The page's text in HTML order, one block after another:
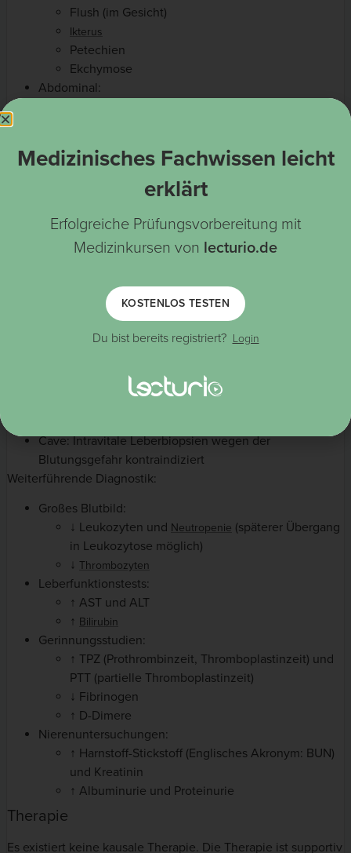
Flush (im Gesicht)
Ikterus
Petechien
Ekchymose
Abdominal:
Dunkler Urin
Diagnostik und Therapie
Serologie (ELISA) für IgM-Antikörper
Cave: Intravitale Leberbiopsien wegen der
Blutungsgefahr kontraindiziert
Weiterführende Diagnostik:
Großes Blutbild:
↓ Leukozyten und Neutropenie (späterer Übergang
in Leukozytose möglich)
↓ Thrombozyten
Leberfunktionstests:
↑ AST und ALT
↑ Bilirubin
Gerinnungsstudien:
↑ TPZ (Prothrombinzeit, Thromboplastinzeit) und
PTT (partielle Thromboplastinzeit)
↓ Fibrinogen
↑ D-Dimere
Nierenuntersuchungen:
↑ Harnstoff-Stickstoff (Englisches Akronym: BUN)
und Kreatinin
↑ Albuminurie und Proteinurie
Therapie
Es existiert keine kausale Therapie. Die Therapie ist supportiv
Medizinisches Fachwissen leicht
erklärt
Erfolgreiche Prüfungsvorbereitung mit
Medizinkursen von lecturio.de
KOSTENLOS TESTEN
Du bist bereits registriert? Login